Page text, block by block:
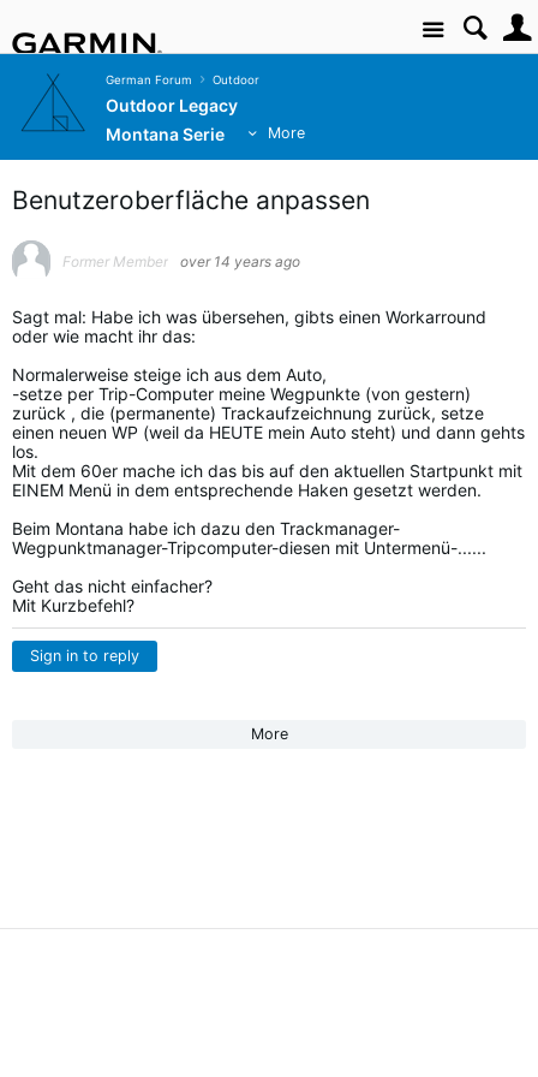
Site
German Forum Outdoor
Outdoor Legacy
Montana Serie
More
Benutzeroberfläche anpassen
Former Member over 14 years ago
Sagt mal: Habe ich was übersehen, gibts einen Workarround
oder wie macht ihr das:
Normalerweise steige ich aus dem Auto,
-setze per Trip-Computer meine Wegpunkte (von gestern)
zurück , die (permanente) Trackaufzeichnung zurück, setze
einen neuen WP (weil da HEUTE mein Auto steht) und dann gehts
los.
Mit dem 60er mache ich das bis auf den aktuellen Startpunkt mit
EINEM Menü in dem entsprechende Haken gesetzt werden.
Beim Montana habe ich dazu den Trackmanager-
Wegpunktmanager-Tripcomputer-diesen mit Untermenü-......
Geht das nicht einfacher?
Mit Kurzbefehl?
Sign in to reply
More